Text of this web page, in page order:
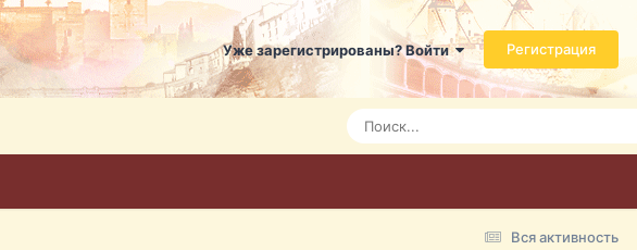
Уже зарегистрированы? Войти Регистрация
Вся активность
7 Mar 3:21